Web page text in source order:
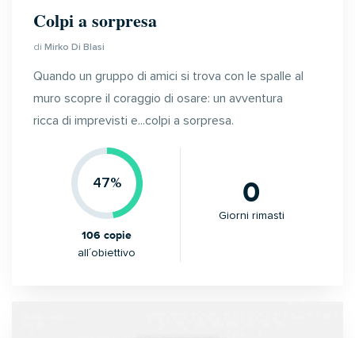
Colpi a sorpresa
di Mirko Di Blasi
Quando un gruppo di amici si trova con le spalle al
muro scopre il coraggio di osare: un avventura
ricca di imprevisti e...colpi a sorpresa.
47%
106 copie
all´obiettivo
0
Giorni rimasti